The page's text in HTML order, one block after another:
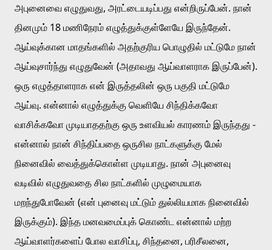
அபுனைவை எழுதுவது, அரட்டையடிப்பது என்றிருப்பேன். நான்
தினமும் 18 மணிநேரம் எழுத்துக்குள்ளேயே இருந்தேன்.
ஆய்வுக்கான மாதங்களில் அதற்குரிய பொழுதில் மட்டுமே நான்
ஆய்வுசார்ந்து எழுதுவேன் (அதாவது ஆய்வாளராக இருப்பேன்).
ஒரு எழுத்தாளராக என் இருத்தலின் ஒரு பகுதி மட்டுமே
ஆய்வு. என்னால் எழுத்துக்கு வெளியே சிந்திக்கவோ
வாசிக்கவோ முடியாததற்கு ஒரு உளவியல் காரணம் இருந்தது -
என்னால் நான் சிந்திப்பதை ஒருசில நாட்களுக்கு மேல்
நினைவில் வைத்துக்கொள்ள முடியாது. நான் அபுனைவு
வடிவில் எழுதுவதை சில நாட்களில் முழுமையாக
மறந்துபோவேன் (என் புனைவு மட்டும் துல்லியமாக நினைவில்
இருக்கும்). இந்த மனவமைப்புக் கொண்ட என்னால் மற்ற
ஆய்வாளர்களைப் போல வாசிப்பு, சிந்தனை, பரிசீலனை,